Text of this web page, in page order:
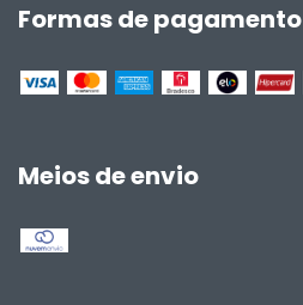
Formas de pagamento
Meios de envio